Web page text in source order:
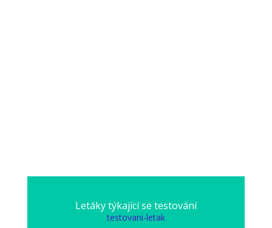
Letáky týkající se testování
testovani-letak